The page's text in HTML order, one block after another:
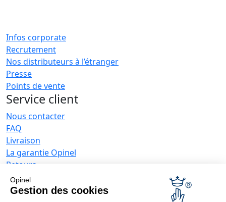
Opinel
Gestion des cookies
Infos corporate
Recrutement
Nos distributeurs à l’étranger
Presse
Points de vente
Service client
Nous contacter
FAQ
Livraison
La garantie Opinel
Retours
Paiement sécurisé
SAV